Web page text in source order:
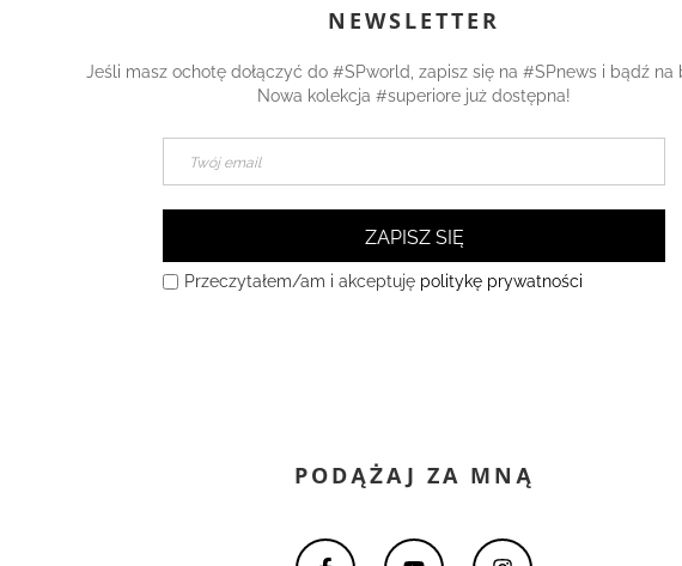
NEWSLETTER
Jeśli masz ochotę dołączyć do #SPworld, zapisz się na #SPnews i bądź na
Nowa kolekcja #superiore już dostępna!
ZAPISZ SIĘ
Przeczytałem/am i akceptuję politykę prywatności
PODĄŻAJ ZA MNĄ